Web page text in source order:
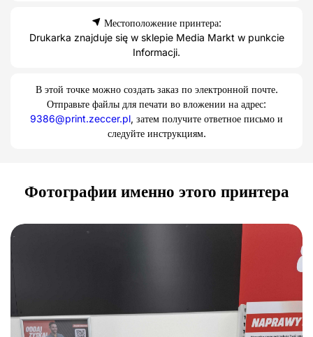
Местоположение принтера:
Drukarka znajduje się w sklepie Media Markt w punkcie
Informacji.
В этой точке можно создать заказ по электронной почте.
Отправьте файлы для печати во вложении на адрес:
9386@print.zeccer.pl, затем получите ответное письмо и
следуйте инструкциям.
Фотографии именно этого принтера